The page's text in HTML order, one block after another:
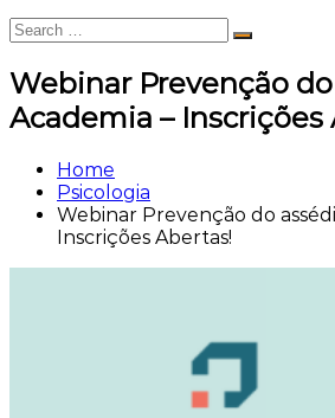
Search
for:
Search
Webinar Prevenção
Academia – Inscrições
Home
Psicologia
Webinar Prevenção do
Inscrições Abertas!